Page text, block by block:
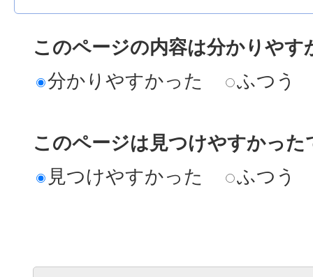
このページの内容は分かりやす
分かりやすかった
ふつう
このページは見つけやすかった
見つけやすかった
ふつう